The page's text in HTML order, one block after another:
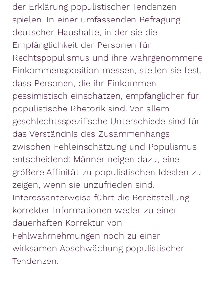
der Erklärung populistischer Tendenzen
spielen. In einer umfassenden Befragung
deutscher Haushalte, in der sie die
Empfänglichkeit der Personen für
Rechtspopulismus und ihre wahrgenommene
Einkommensposition messen, stellen sie fest,
dass Personen, die ihr Einkommen
pessimistisch einschätzen, empfänglicher für
populistische Rhetorik sind. Vor allem
geschlechtsspezifische Unterschiede sind für
das Verständnis des Zusammenhangs
zwischen Fehleinschätzung und Populismus
entscheidend: Männer neigen dazu, eine
größere Affinität zu populistischen Idealen zu
zeigen, wenn sie unzufrieden sind.
Interessanterweise führt die Bereitstellung
korrekter Informationen weder zu einer
dauerhaften Korrektur von
Fehlwahrnehmungen noch zu einer
wirksamen Abschwächung populistischer
Tendenzen.